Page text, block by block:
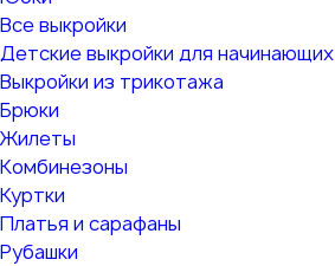
Все выкройки
Детские выкройки для начинающих
Выкройки из трикотажа
Брюки
Жилеты
Комбинезоны
Куртки
Платья и сарафаны
Рубашки